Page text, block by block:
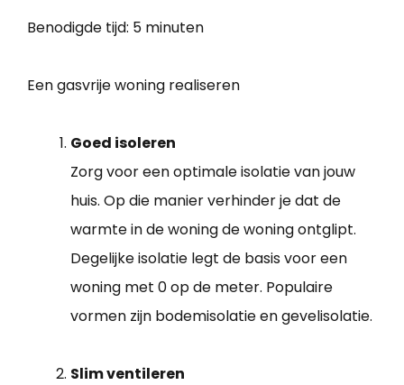
Benodigde tijd: 5 minuten
Een gasvrije woning realiseren
Goed isoleren
Zorg voor een optimale isolatie van jouw
huis. Op die manier verhinder je dat de
warmte in de woning de woning ontglipt.
Degelijke isolatie legt de basis voor een
woning met 0 op de meter. Populaire
vormen zijn bodemisolatie en gevelisolatie.
Slim ventileren